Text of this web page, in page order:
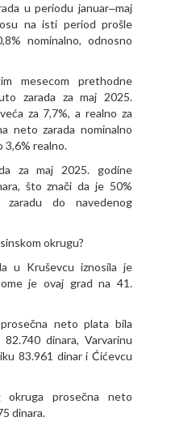
u periodu januar‒maj
na isti period prošle
nominalno, odnosno
mesecom prethodne
zarada za maj 2025.
za 7,7%, a realno za
neto zarada nominalno
3,6% realno.
za maj 2025. godine
što znači da je 50%
zaradu do navedenog
okrugu?
u Kruševcu iznosila je
je ovaj grad na 41.
neto plata bila
dinara, Varvarinu
83.961 dinar i Ćićevcu
okruga prosečna neto
dinara.